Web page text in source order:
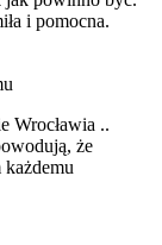
i pomocna.
Wrocławia ..
że